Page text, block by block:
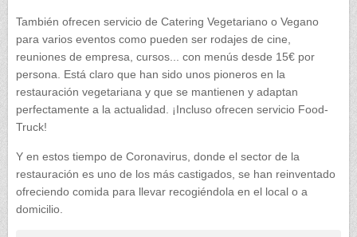
También ofrecen servicio de Catering Vegetariano o Vegano
para varios eventos como pueden ser rodajes de cine,
reuniones de empresa, cursos... con menús desde 15€ por
persona. Está claro que han sido unos pioneros en la
restauración vegetariana y que se mantienen y adaptan
perfectamente a la actualidad. ¡Incluso ofrecen servicio Food-
Truck!
Y en estos tiempo de Coronavirus, donde el sector de la
restauración es uno de los más castigados, se han reinventado
ofreciendo comida para llevar recogiéndola en el local o a
domicilio.